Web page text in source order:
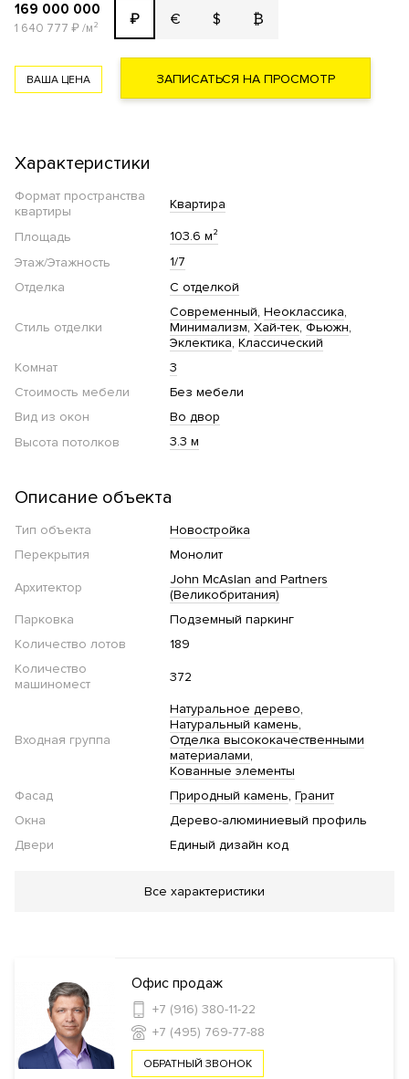
169 000 000
1 640 777 ₽/м² ₽ € $ ₿
ВАША ЦЕНА ЗАПИСАТЬСЯ НА ПРОСМОТР
Характеристики
Формат пространства
квартиры
Квартира
Площадь
103.6 м²
Этаж/Этажность
1/7
Отделка
С отделкой
Стиль отделки
Современный Неоклассика
Минимализм Хай-тек Фьюжн
Эклектика Классический
Комнат
3
Стоимость мебели
Без мебели
Вид из окон
Во двор
Высота потолков
3.3 м
Описание объекта
Тип объекта
Новостройка
Перекрытия
Монолит
Архитектор
John McAslan and Partners
(Великобритания)
Парковка
Подземный паркинг
Количество лотов
189
Количество
машиномест
372
Входная группа
Натуральное дерево
Натуральный камень
Отделка высококачественными
материалами
Кованные элементы
Фасад
Природный камень Гранит
Окна
Дерево-алюминиевый профиль
Двери
Единый дизайн код
Инфраструктура в доме
Детский сад Детская игровая комната
сервис
Кафе
Все характеристики
Офис продаж
+7 (916) 380-11-22
+7 (495) 769-77-88
ОБРАТНЫЙ ЗВОНОК